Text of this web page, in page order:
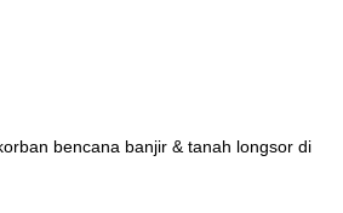
bencana banjir & tanah longsor di